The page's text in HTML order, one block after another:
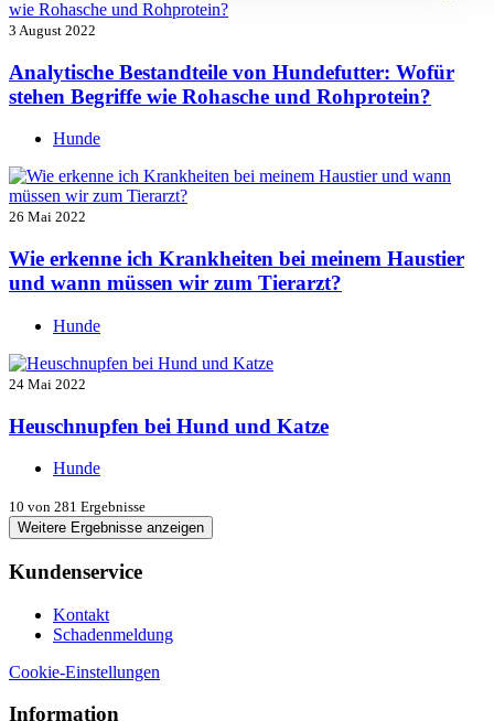
3 August 2022
Analytische Bestandteile von Hundefutter: Wofür
stehen Begriffe wie Rohasche und Rohprotein?
Hunde
26 Mai 2022
Wie erkenne ich Krankheiten bei meinem Haustier
und wann müssen wir zum Tierarzt?
Hunde
24 Mai 2022
Heuschnupfen bei Hund und Katze
Hunde
10 von 281 Ergebnisse
Weitere Ergebnisse anzeigen
Kundenservice
Kontakt
Schadenmeldung
Cookie-Einstellungen
Information